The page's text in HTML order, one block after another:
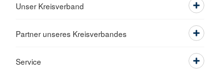
Unser Kreisverband
Partner unseres Kreisverbandes
Service